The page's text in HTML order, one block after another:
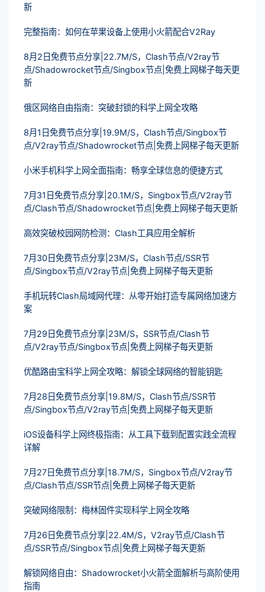
新
完整指南：如何在苹果设备上使用小火箭配合V2Ray
8月2日免费节点分享|22.7M/S，Clash节点/V2ray节
点/Shadowrocket节点/Singbox节点|免费上网梯子每天更
新
俄区网络自由指南：突破封锁的科学上网全攻略
8月1日免费节点分享|19.9M/S，Clash节点/Singbox节
点/V2ray节点/Shadowrocket节点|免费上网梯子每天更新
小米手机科学上网全面指南：畅享全球信息的便捷方式
7月31日免费节点分享|20.1M/S，Singbox节点/V2ray节
点/Clash节点/Shadowrocket节点|免费上网梯子每天更新
高效突破校园网防检测：Clash工具应用全解析
7月30日免费节点分享|23M/S，Clash节点/SSR节
点/Singbox节点/V2ray节点|免费上网梯子每天更新
手机玩转Clash局域网代理：从零开始打造专属网络加速方
案
7月29日免费节点分享|23M/S，SSR节点/Clash节
点/V2ray节点/Singbox节点|免费上网梯子每天更新
优酷路由宝科学上网全攻略：解锁全球网络的智能钥匙
7月28日免费节点分享|19.8M/S，Clash节点/SSR节
点/Singbox节点/V2ray节点|免费上网梯子每天更新
iOS设备科学上网终极指南：从工具下载到配置实践全流程
详解
7月27日免费节点分享|18.7M/S，Singbox节点/V2ray节
点/Clash节点/SSR节点|免费上网梯子每天更新
突破网络限制：梅林固件实现科学上网全攻略
7月26日免费节点分享|22.4M/S，V2ray节点/Clash节
点/SSR节点/Singbox节点|免费上网梯子每天更新
解锁网络自由：Shadowrocket小火箭全面解析与高阶使用
指南